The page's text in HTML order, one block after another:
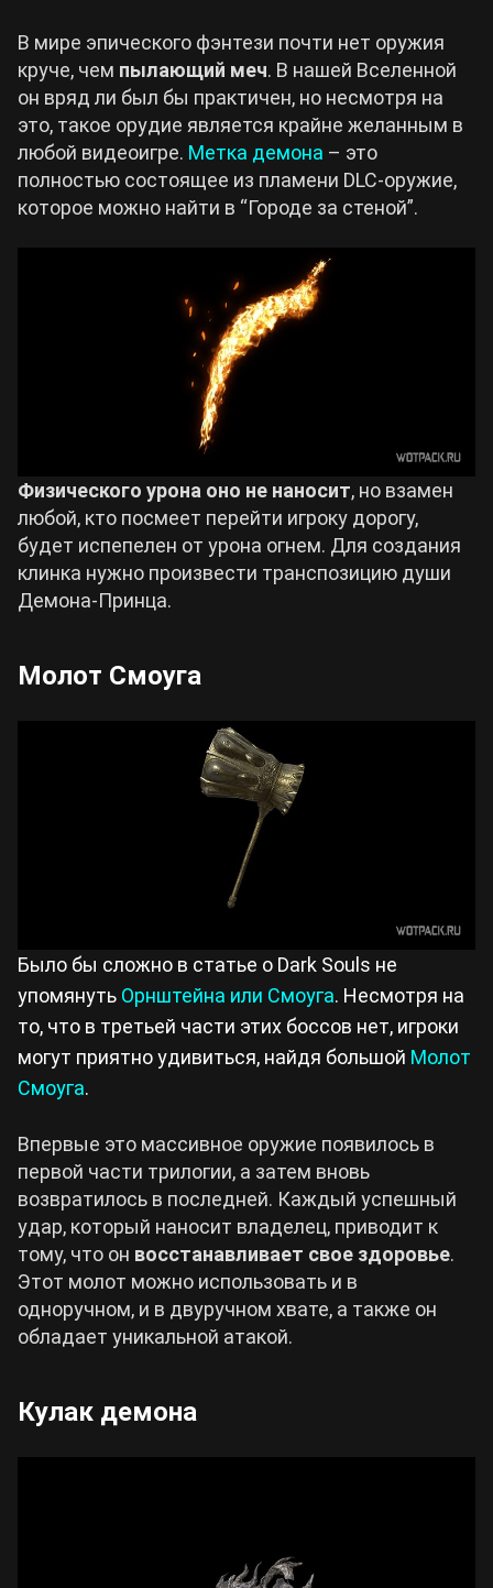
В мире эпического фэнтези почти нет оружия
круче, чем пылающий меч. В нашей Вселенной
он вряд ли был бы практичен, но несмотря на
это, такое орудие является крайне желанным в
любой видеоигре. Метка демона – это
полностью состоящее из пламени DLC-оружие,
которое можно найти в “Городе за стеной”.
Физического урона оно не наносит, но взамен
любой, кто посмеет перейти игроку дорогу,
будет испепелен от урона огнем. Для создания
клинка нужно произвести транспозицию души
Демона-Принца.
Молот Смоуга
Было бы сложно в статье о Dark Souls не
упомянуть Орнштейна или Смоуга. Несмотря на
то, что в третьей части этих боссов нет, игроки
могут приятно удивиться, найдя большой Молот
Смоуга.
Впервые это массивное оружие появилось в
первой части трилогии, а затем вновь
возвратилось в последней. Каждый успешный
удар, который наносит владелец, приводит к
тому, что он восстанавливает свое здоровье.
Этот молот можно использовать и в
одноручном, и в двуручном хвате, а также он
обладает уникальной атакой.
Кулак демона